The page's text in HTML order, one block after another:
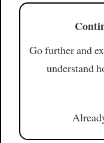
Go further and
understand